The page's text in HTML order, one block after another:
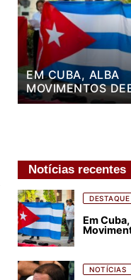
EM CUBA, ALBA
MOVIMENTOS
PLANO DE LUTA
Notícias recentes
DESTAQUE
Em
NOTÍCIAS